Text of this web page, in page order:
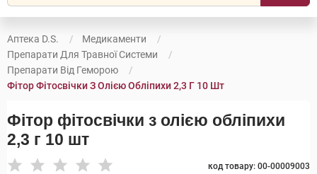
Аптека D.S.
Медикаменти
Препарати Для Травної Системи
Препарати Від Геморою
Фітор Фітосвічки З Олією Обліпихи 2,3 Г 10 Шт
Фітор фітосвічки з олією обліпихи
2,3 г 10 шт
код товару: 00-00009003